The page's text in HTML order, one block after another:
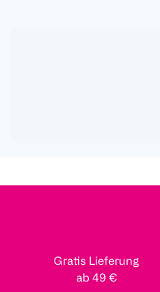
Gratis Lieferung
ab 49 €